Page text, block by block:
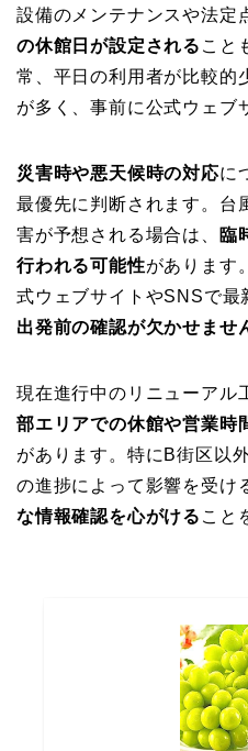
設備のメンテナンスや法定
の休館日が設定される こと
常、平日の利用者が比較的
が多く、事前に公式ウェブ
災害時や悪天候時の対応に
最優先に判断されます。台
害が予想される場合は、
臨
行われる可能性があります
式ウェブサイトやSNSで最
出発前の確認が欠かせませ
現在進行中のリニューアル
部エリアでの休館や営業時
があります。特にB街区以
の進捗によって影響を受け
な情報確認を心がける こと